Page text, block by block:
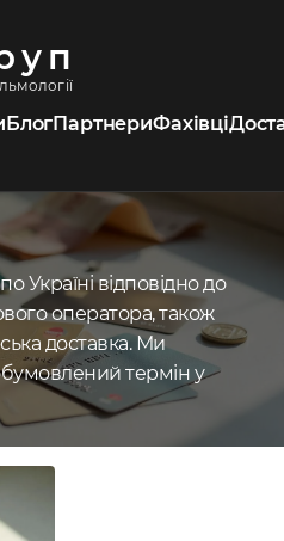
БлогПартнериФахівці
Україні відповідно до
оператора, також
доставка. Ми
термін у